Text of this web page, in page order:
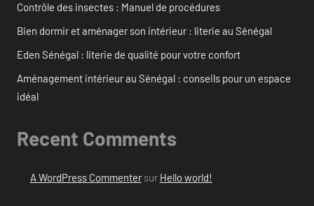
Contrôle des insectes : Manuel de procédures
Bien dormir et aménager son intérieur : literie au Sénégal
Eden Sénégal : literie de qualité pour votre confort
Aménagement intérieur au Sénégal : conseils pour un espace
idéal
Recent Comments
A WordPress Commentersur Hello world!